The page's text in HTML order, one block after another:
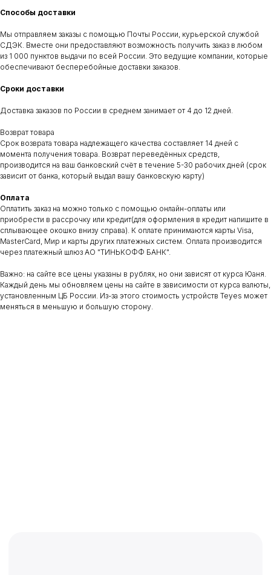
Способы доставки
Мы отправляем заказы с помощью Почты России, курьерской службой
СДЭК. Вместе они предоставляют возможность получить заказ в любом
из 1 000 пунктов выдачи по всей России. Это ведущие компании, которые
обеспечивают бесперебойные доставки заказов.
Сроки доставки
Доставка заказов по России в среднем занимает от 4 до 12 дней.
Возврат товара
Срок возврата товара надлежащего качества составляет 14 дней с
момента получения товара. Возврат переведённых средств,
производится на ваш банковский счёт в течение 5-30 рабочих дней (срок
зависит от банка, который выдал вашу банковскую карту)
Оплата
Оплатить заказ на можно только с помощью онлайн-оплаты или
приобрести в рассрочку или кредит(для оформления в кредит напишите в
сплывающее окошко внизу справа). К оплате принимаются карты Visa,
MasterCard, Мир и карты других платежных систем. Оплата производится
через платежный шлюз АО "ТИНЬКОФФ БАНК".
Важно: на сайте все цены указаны в рублях, но они зависят от курса Юаня.
Каждый день мы обновляем цены на сайте в зависимости от курса валюты,
установленным ЦБ России. Из-за этого стоимость устройств Teyes может
меняться в меньшую и большую сторону.
Установка Услуги Отзывы Контакты
АДРЕС
Политика конфиденциальности
Сайт находится в разработке.
Договор оферты
Сухарная 35 корпус 13, 1 этаж,
помещение 110
пн-пт: c 11:00 до 19:00
сб-вс: выходной
teyes.sibir@gmail.com
+7‒995‒437‒92‒66
Каталог
ДОКУМЕНТЫ